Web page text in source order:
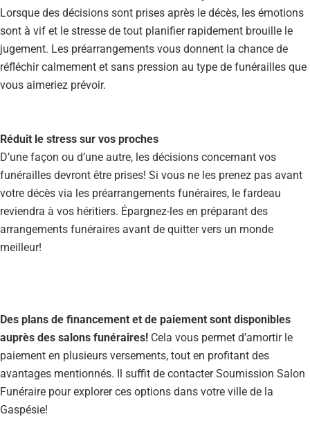
Lorsque des décisions sont prises après le décès, les émotions
sont à vif et le stresse de tout planifier rapidement brouille le
jugement. Les préarrangements vous donnent la chance de
réfléchir calmement et sans pression au type de funérailles que
vous aimeriez prévoir.
Réduit le stress sur vos proches
D’une façon ou d’une autre, les décisions concernant vos
funérailles devront être prises! Si vous ne les prenez pas avant
votre décès via les préarrangements funéraires, le fardeau
reviendra à vos héritiers. Épargnez-les en préparant des
arrangements funéraires avant de quitter vers un monde
meilleur!
Des plans de financement et de paiement sont disponibles
auprès des salons funéraires! Cela vous permet d’amortir le
paiement en plusieurs versements, tout en profitant des
avantages mentionnés. Il suffit de contacter Soumission Salon
Funéraire pour explorer ces options dans votre ville de la
Gaspésie!